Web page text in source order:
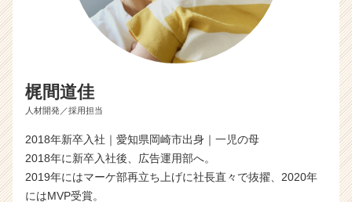
梶間道佳
人材開発／採用担当
2018年新卒入社｜愛知県岡崎市出身｜一児の母
2018年に新卒入社後、広告運用部へ。
2019年にはマーケ部再立ち上げに社長直々で抜擢、2020年
にはMVP受賞。